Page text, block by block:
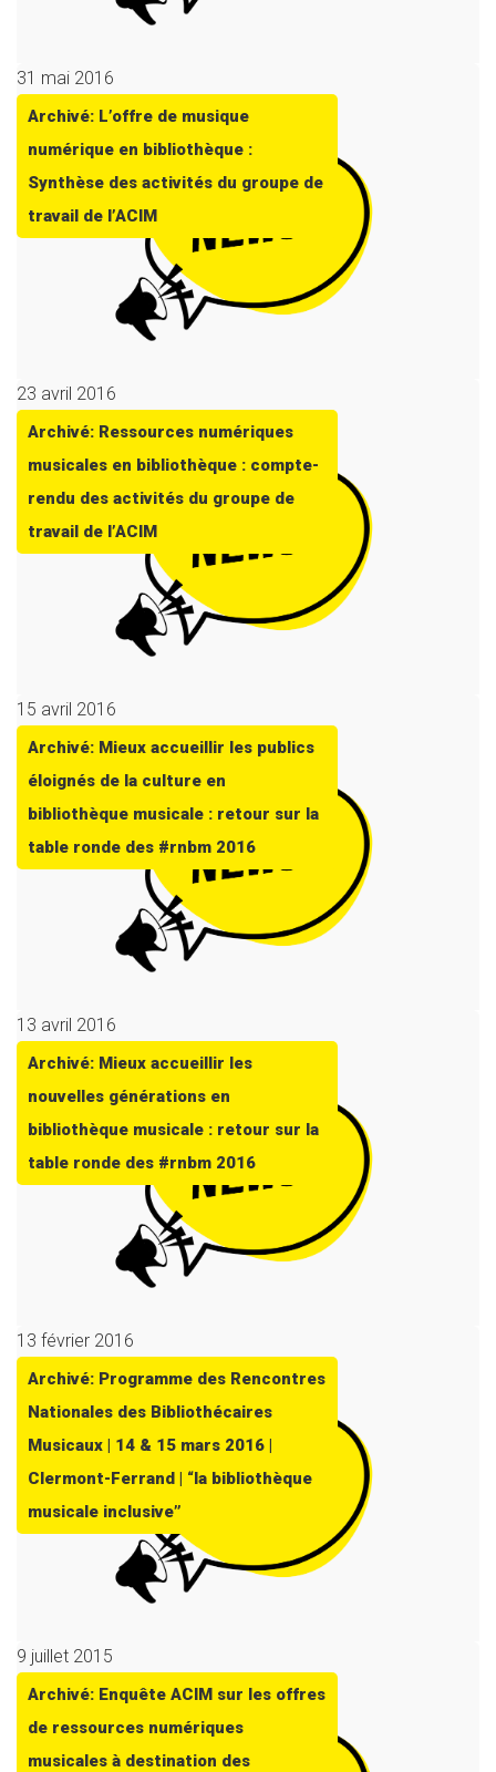
31 mai 2016
Archivé: L’offre de musique
numérique en bibliothèque :
Synthèse des activités du groupe de
travail de l’ACIM
23 avril 2016
Archivé: Ressources numériques
musicales en bibliothèque : compte-
rendu des activités du groupe de
travail de l’ACIM
15 avril 2016
Archivé: Mieux accueillir les publics
éloignés de la culture en
bibliothèque musicale : retour sur la
table ronde des #rnbm 2016
13 avril 2016
Archivé: Mieux accueillir les
nouvelles générations en
bibliothèque musicale : retour sur la
table ronde des #rnbm 2016
13 février 2016
Archivé: Programme des Rencontres
Nationales des Bibliothécaires
Musicaux | 14 & 15 mars 2016 |
Clermont-Ferrand | “la bibliothèque
musicale inclusive”
9 juillet 2015
Archivé: Enquête ACIM sur les offres
de ressources numériques
musicales à destination des